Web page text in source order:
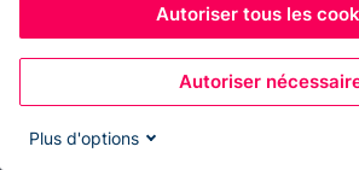
Autoriser tous les
Autoriser
Plus d'options